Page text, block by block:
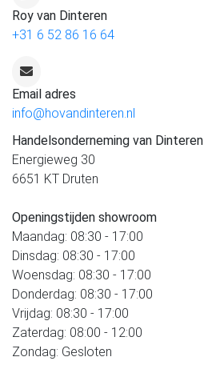
Roy van Dinteren
+31 6 52 86 16 64
Email adres
info@hovandinteren.nl
Handelsonderneming van Dinteren
Energieweg 30
6651 KT Druten
Openingstijden showroom
Maandag: 08:30 - 17:00
Dinsdag: 08:30 - 17:00
Woensdag: 08:30 - 17:00
Donderdag: 08:30 - 17:00
Vrijdag: 08:30 - 17:00
Zaterdag: 08:00 - 12:00
Zondag: Gesloten